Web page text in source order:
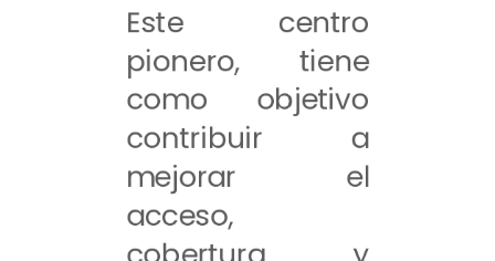
Este centro
pionero, tiene
como objetivo
contribuir a
mejorar el
acceso,